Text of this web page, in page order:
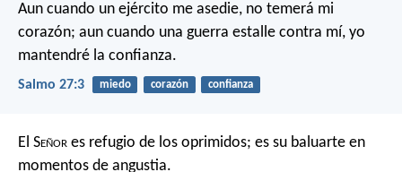
Aun cuando un ejército me asedie, no temerá mi
corazón; aun cuando una guerra estalle contra mí, yo
mantendré la confianza.
Salmo 27:3 miedo corazón confianza
El Señor es refugio de los oprimidos; es su baluarte en
momentos de angustia.